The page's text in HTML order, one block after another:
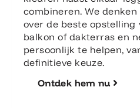
combineren. We
over de beste opstelling
balkon of dakterras en
persoonlijk te helpen,
definitieve keuze.
Ontdek hem nu